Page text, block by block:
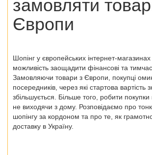
замовляти
Європи
Шопінг у європейських інтернет-магазинах
можливість заощадити фінансові та
Замовляючи товари з Європи , покупці
посередників, через які стартова вартість
збільшується. Більше того, робити
не виходячи з дому. Розповідаємо про
шопінгу за кордоном та про те, як
доставку в Україну.